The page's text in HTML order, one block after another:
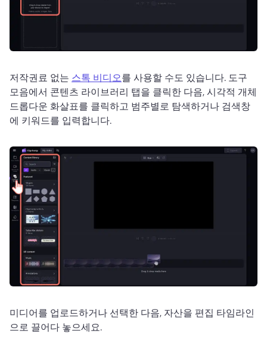
저작권료 없는 스톡 비디오를 사용할 수도 있습니다. 도구
모음에서 콘텐츠 라이브러리 탭을 클릭한 다음, 시각적 개체
드롭다운 화살표를 클릭하고 범주별로 탐색하거나 검색창
에 키워드를 입력합니다.
미디어를 업로드하거나 선택한 다음, 자산을 편집 타임라인
으로 끌어다 놓으세요.